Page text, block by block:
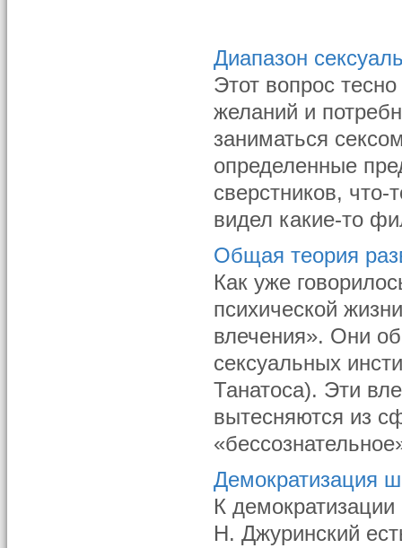
Диапазон
Этот вопрос
желаний и
заниматься
определенные
сверстников,
видел какие-то
Общая теория
Как уже
психической
влечения». Они
сексуальных
Танатоса). Эти
вытесняются из
Демократизация
К
Н. Джуринский